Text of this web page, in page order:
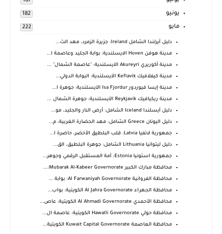
يونيو 182
مايو 222
دليل أيرلندا الشامل Ireland: جزيرة الزمرد، مهد الث...
مدينة هوفن Hoven الايسلندية: بوابة الجليد وعاصمة ا...
مدينة أكوريري Akureyri الآيسلندية: "عاصمة الشمال" ...
مدينة كيفلافيك Keflavik الآيسلندية: البوابة الدولي...
مدينة إيسا فيوردور Isa Fjordur الآيسلندية: جوهرة ا...
مدينة ريكيافيك Reykjavík الآيسلندية: جوهرة الشمال ...
دليل آيسلندا Iceland الشامل: أرض النار والجليد، مو...
دليل اليونان Greece الشامل: مهد الحضارة الغربية، م...
جمهورية لاتفيا Latvia: قلب البلطيق الأخضر، حاضرة ا...
دليل ليتوانيا Lithuania الشامل: جوهرة البلطيق، الق...
جمهورية استونيا Estonia: أمة المستقبل الرقمي وجوهر...
محافظة مبارك الكبير Mubarak Al-Kabeer Governorate:...
محافظة الفروانية Al Farwaniyah Governorate: بوابة ...
محافظة الجهراء Al Jahra Governorate الكويتية: بواب...
محافظة الأحمدي Al Ahmadi Governorate الكويتية: عاص...
محافظة حولي Hawalli Governorate الكويتية: عاصمة ال...
محافظة العاصمة Kuwait Capital Governorate الكويتية...